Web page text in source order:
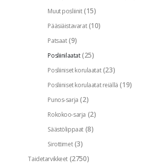
Muut posliinit (15)
Pääsiäistavarat (10)
Patsaat (9)
Posliinilaatat (25)
Posliiniset korulaatat (23)
Posliiniset korulaatat reiällä (19)
Punos-sarja (2)
Rokokoo-sarja (2)
Säästölippaat (8)
Sirottimet (3)
Taidetarvikkeet (2750)